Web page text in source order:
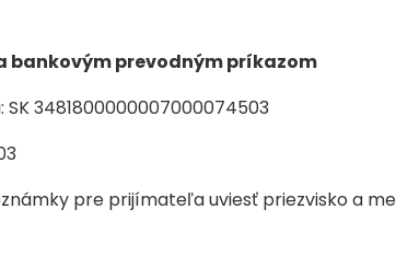
bankovým prevodným príkazom
SK 3481800000007000074503
pre prijímateľa uviesť priezvisko a